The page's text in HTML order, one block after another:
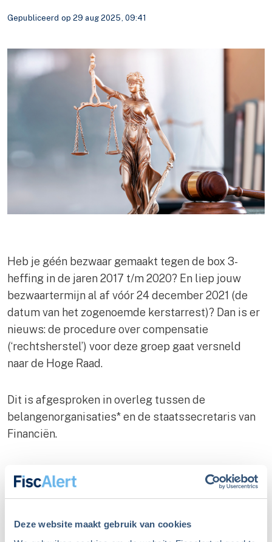
Deze website maakt gebruik van cookies
Gepubliceerd op 29 aug 2025, 09:41
Heb je géén bezwaar gemaakt tegen de box 3-
heffing in de jaren 2017 t/m 2020? En liep jouw
bezwaartermijn al af vóór 24 december 2021 (de
datum van het zogenoemde kerstarrest)? Dan is er
nieuws: de procedure over compensatie
(‘rechtsherstel’) voor deze groep gaat versneld
naar de Hoge Raad.
Dit is afgesproken in overleg tussen de
belangenorganisaties* en de staatssecretaris van
Financiën.
Snellere route naar
duidelijkheid
Deze zomer deden de rechtbankenDen Haag